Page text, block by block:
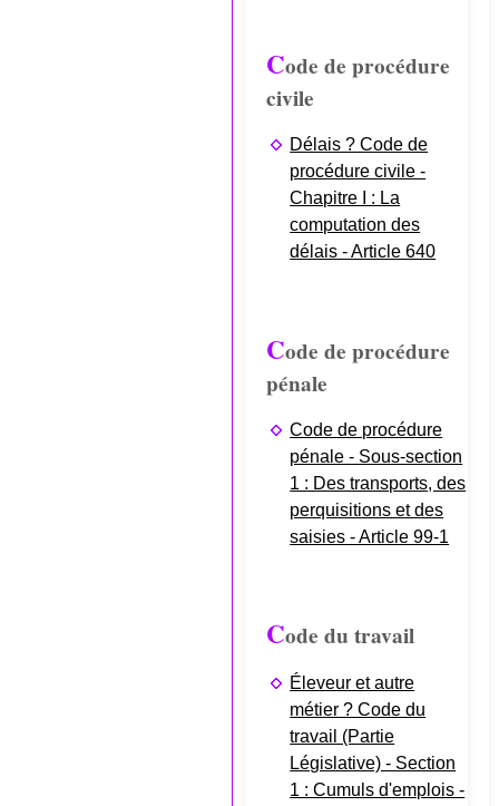
Code de procédure
civile
Délais ? Code de
procédure civile -
Chapitre I : La
computation des
délais - Article 640
Code de procédure
pénale
Code de procédure
pénale - Sous-section
1 : Des transports, des
perquisitions et des
saisies - Article 99-1
Code du travail
Éleveur et autre
métier ? Code du
travail (Partie
Législative) - Section
1 : Cumuls d'emplois -